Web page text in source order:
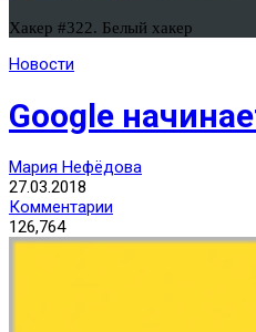
Хакер #322. Белый хакер
Новости
Google
Мария Нефёдова
27.03.2018
Комментарии
126,764